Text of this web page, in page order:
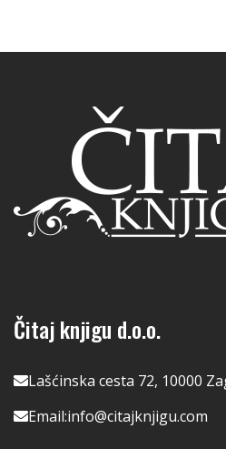
Čitaj knjigu d.o.o.
Lašćinska cesta 72, 10000
Email:info@citajknjigu.com